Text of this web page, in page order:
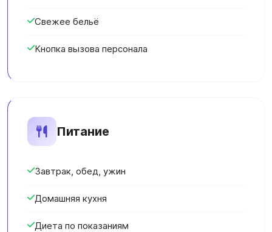
Свежее бельё
Кнопка вызова персонала
Питание
Завтрак, обед, ужин
Домашняя кухня
Диета по показаниям